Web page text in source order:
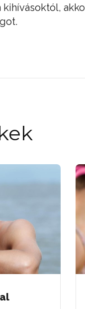
kihívásoktól,